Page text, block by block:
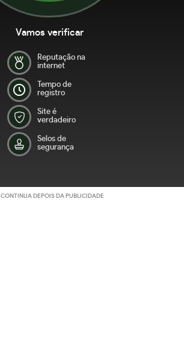
Vamos verificar
Reputação na
internet
Tempo de
registro
Site é
verdadeiro
Selos de
segurança
CONTINUA DEPOIS DA PUBLICIDADE